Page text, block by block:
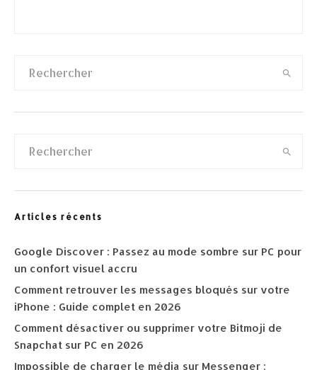
Articles récents
Google Discover : Passez au mode sombre sur PC pour
un confort visuel accru
Comment retrouver les messages bloqués sur votre
iPhone : Guide complet en 2026
Comment désactiver ou supprimer votre Bitmoji de
Snapchat sur PC en 2026
Impossible de charger le média sur Messenger :